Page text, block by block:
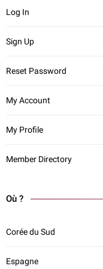
Log In
Sign Up
Reset Password
My Account
My Profile
Member Directory
Où ?
Corée du Sud
Espagne